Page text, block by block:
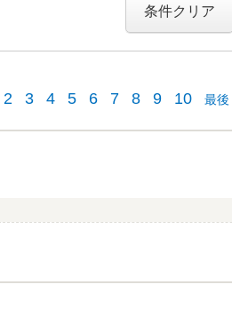
条件クリア
2 3 4 5 6 7 8 9 10 最後